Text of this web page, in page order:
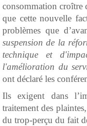
consommation croître
que cette nouvelle
problèmes que
suspension de la
technique et
l'amélioration du
ont déclaré les
Ils exigent dans
traitement des
du trop-perçu du fait